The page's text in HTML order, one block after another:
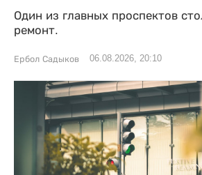
Один из главных проспектов
ремонт.
Ербол Садыков 06.08.2026, 20:10